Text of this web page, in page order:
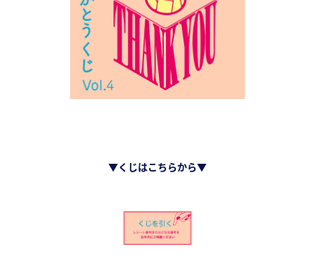
▼くじはこちらから▼